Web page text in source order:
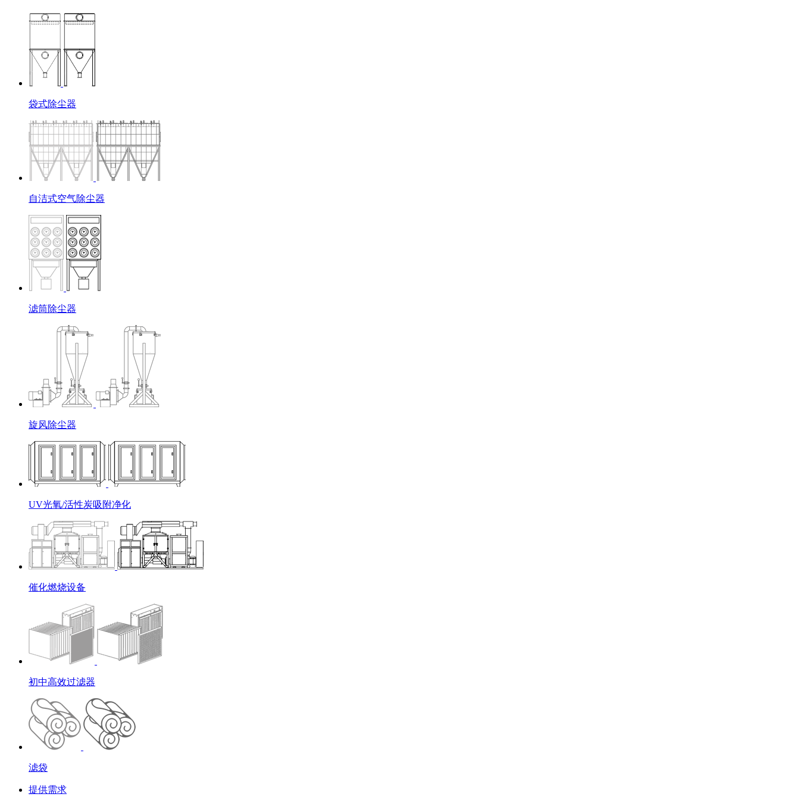
袋式除尘器
自洁式空气除尘器
滤筒除尘器
旋风除尘器
UV光氧/活性炭吸附净化
催化燃烧设备
初中高效过滤器
滤袋
提供需求